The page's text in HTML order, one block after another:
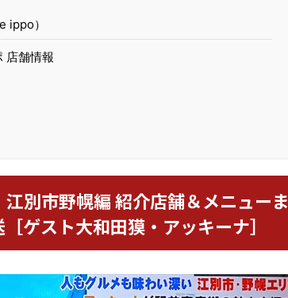
ippo）
店舗情報
江別市野幌編 紹介店舗＆メニューま
ゲスト大和田獏・アッキーナ］